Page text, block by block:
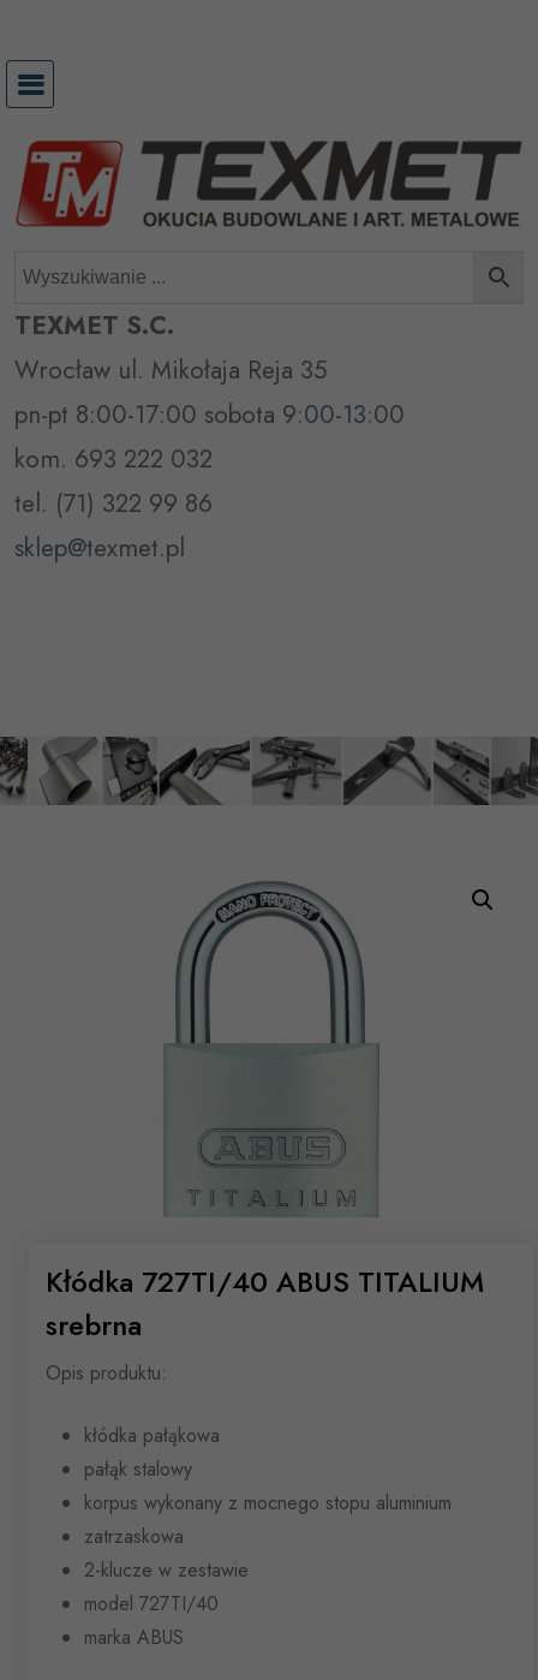
treści
TEXMET S.C.
Wrocław ul. Mikołaja Reja 35
pn-pt 8:00-17:00 sobota 9:00-13:00
kom. 693 222 032
tel. (71) 322 99 86
sklep@texmet.pl
Kłódka 727TI/40 ABUS TITALIUM
srebrna
Opis produktu:
kłódka pałąkowa
pałąk stalowy
korpus wykonany z mocnego stopu aluminium
zatrzaskowa
2-klucze w zestawie
model 727TI/40
marka ABUS